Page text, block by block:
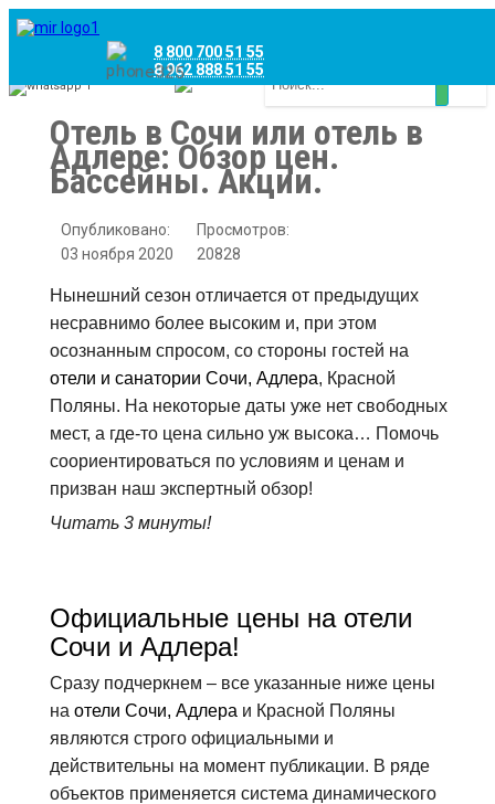
8 800 700 51 55
8 962 888 51 55
Whatsapp
Viber
Отель в Сочи или отель в
Адлере: Обзор цен.
Бассейны. Акции.
Опубликовано:
03 ноября 2020
Просмотров:
20828
Нынешний сезон отличается от предыдущих
несравнимо более высоким и, при этом
осознанным спросом, со стороны гостей на
отели и санатории Сочи, Адлера, Красной
Поляны. На некоторые даты уже нет свободных
мест, а где-то цена сильно уж высока… Помочь
соориентироваться по условиям и ценам и
призван наш экспертный обзор!
Читать 3 минуты!
Официальные цены на отели
Сочи и Адлера!
Сразу подчеркнем – все указанные ниже цены
на отели Сочи, Адлера и Красной Поляны
являются строго официальными и
действительны на момент публикации. В ряде
объектов применяется система динамического